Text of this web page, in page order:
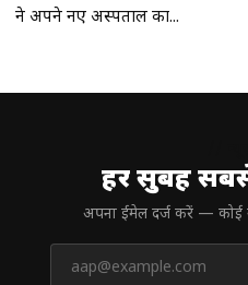
ने अपने नए अस्पताल का...
हर सुबह
अपना ईमेल दर्ज करें — कोई